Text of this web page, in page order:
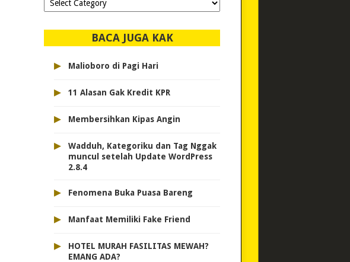
dipilih..
BACA JUGA KAK
▸ Malioboro di Pagi Hari
▸ 11 Alasan Gak Kredit KPR
▸ Membersihkan Kipas Angin
▸
Wadduh, Kategoriku dan Tag Nggak
muncul setelah Update WordPress
2.8.4
▸ Fenomena Buka Puasa Bareng
▸ Manfaat Memiliki Fake Friend
▸
HOTEL MURAH FASILITAS MEWAH?
EMANG ADA?